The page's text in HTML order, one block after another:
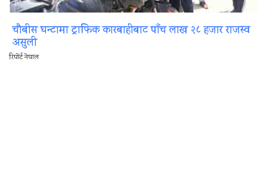
चौबीस घन्टामा ट्राफिक कारबाहीबाट पाँच लाख २८ हजार राजस्व
असुली
रिपोर्ट नेपाल